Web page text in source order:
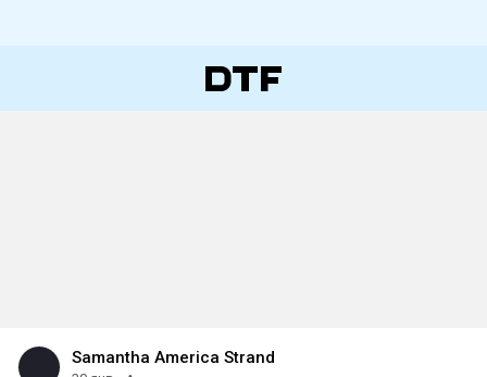
Samantha America Strand